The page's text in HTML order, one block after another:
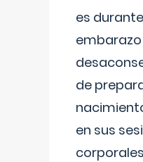
es
de
en sus